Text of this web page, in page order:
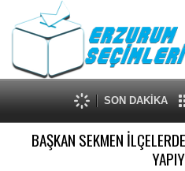
SON DAKİKA
BAŞKAN SEKMEN